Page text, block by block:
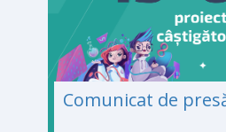
Comunicat de